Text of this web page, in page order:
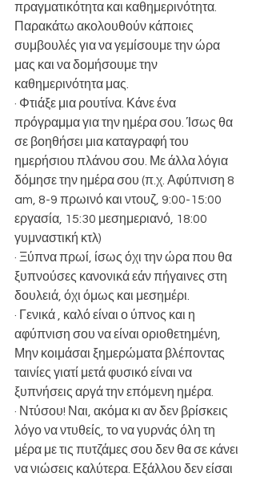
πραγματικότητα και καθημερινότητα.
Παρακάτω ακολουθούν κάποιες
συμβουλές για να γεμίσουμε την ώρα
μας και να δομήσουμε την
καθημερινότητα μας.
· Φτιάξε μια ρουτίνα. Κάνε ένα
πρόγραμμα για την ημέρα σου. Ίσως θα
σε βοηθήσει μια καταγραφή του
ημερήσιου πλάνου σου. Με άλλα λόγια
δόμησε την ημέρα σου (π.χ. Αφύπνιση 8
am, 8-9 πρωινό και ντουζ, 9:00-15:00
εργασία, 15:30 μεσημεριανό, 18:00
γυμναστική κτλ)
· Ξύπνα πρωί, ίσως όχι την ώρα που θα
ξυπνούσες κανονικά εάν πήγαινες στη
δουλειά, όχι όμως και μεσημέρι.
· Γενικά , καλό είναι ο ύπνος και η
αφύπνιση σου να είναι οριοθετημένη,
Μην κοιμάσαι ξημερώματα βλέποντας
ταινίες γιατί μετά φυσικό είναι να
ξυπνήσεις αργά την επόμενη ημέρα.
· Ντύσου! Ναι, ακόμα κι αν δεν βρίσκεις
λόγο να ντυθείς, το να γυρνάς όλη τη
μέρα με τις πυτζάμες σου δεν θα σε κάνει
να νιώσεις καλύτερα. Εξάλλου δεν είσαι